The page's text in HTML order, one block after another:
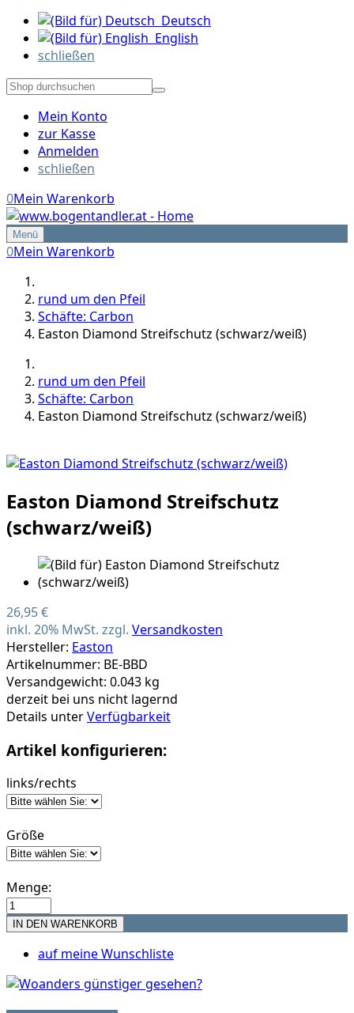
Deutsch
English
schließen
Mein Konto
zur Kasse
Anmelden
schließen
0Mein Warenkorb
Menü
0Mein Warenkorb
rund um den Pfeil
Schäfte: Carbon
Easton Diamond Streifschutz (schwarz/weiß)
rund um den Pfeil
Schäfte: Carbon
Easton Diamond Streifschutz (schwarz/weiß)
Easton Diamond Streifschutz
(schwarz/weiß)
26,95 €
inkl. 20% MwSt. zzgl. Versandkosten
Hersteller: Easton
Artikelnummer: BE-BBD
Versandgewicht: 0.043 kg
derzeit bei uns nicht lagernd
Details unterVerfügbarkeit
Artikel konfigurieren:
links/rechts
Größe
Menge:
auf meine Wunschliste